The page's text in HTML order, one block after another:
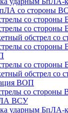
со стороны
со
со
обстрел со
со
со
обстрел со
ВОП
со стороны
ВСУ
ударным